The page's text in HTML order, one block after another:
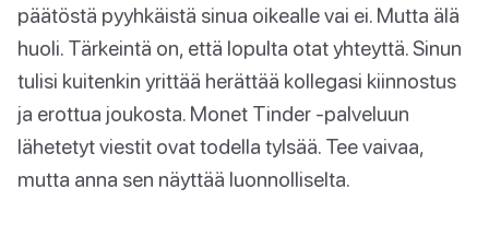
päätöstä pyyhkäistä sinua oikealle vai ei. Mutta älä
huoli. Tärkeintä on, että lopulta otat yhteyttä. Sinun
tulisi kuitenkin yrittää herättää kollegasi kiinnostus
ja erottua joukosta. Monet Tinder -palveluun
lähetetyt viestit ovat todella tylsää. Tee vaivaa,
mutta anna sen näyttää luonnolliselta.